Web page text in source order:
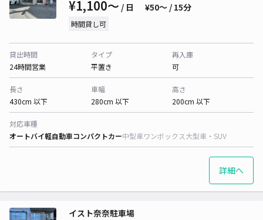
¥1,100〜 / 日 ¥50〜 / 15分
時間貸し可
貸出時間
24時間営業
タイプ
平置き
再入庫
可
長さ
430cm 以下
車幅
280cm 以下
高さ
200cm 以下
対応車種
オートバイ軽自動車コンパクトカー中型車ワンボックス大型車・SUV
詳細へ
イスト奈奈駐車場